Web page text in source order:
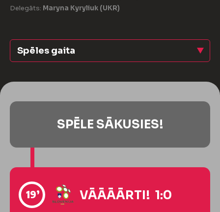
Delegāts: Maryna Kyryliuk (UKR)
Spēles gaita
SPĒLE SĀKUSIES!
19’ VĀĀĀĀRTI! 1:0